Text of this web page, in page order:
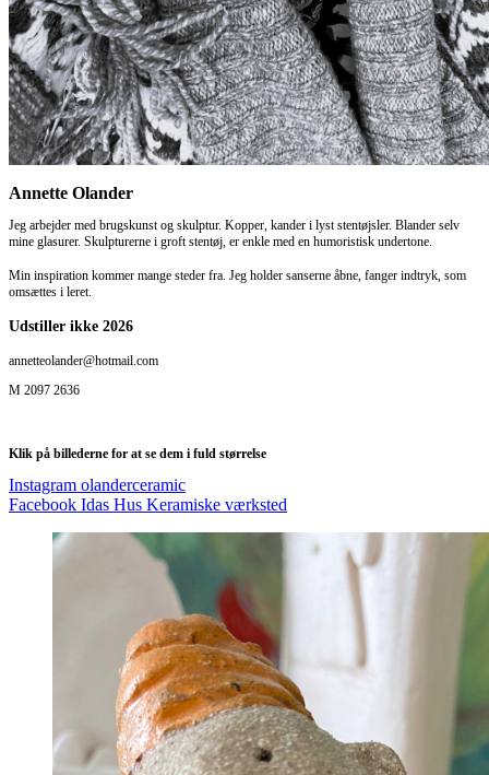
Annette Olander
Jeg arbejder med brugskunst og skulptur. Kopper, kander i lyst stentøjsler. Blander selv
mine glasurer. Skulpturerne i groft stentøj, er enkle med en humoristisk undertone.
Min inspiration kommer mange steder fra. Jeg holder sanserne åbne, fanger indtryk, som
omsættes i leret.
Udstiller ikke 2026
annetteolander@hotmail.com
M 2097 2636
Klik på billederne for at se dem i fuld størrelse
Instagram olanderceramic
Facebook Idas Hus Keramiske værksted